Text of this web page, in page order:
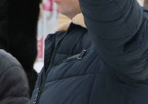
микрорайона Прилуки